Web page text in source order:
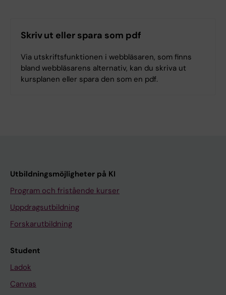
Skriv ut eller spara som pdf
Via utskriftsfunktionen i webbläsaren, som finns
bland webbläsarens alternativ, kan du skriva ut
kursplanen eller spara den som en pdf.
Utbildningsmöjligheter på KI
Program och fristående kurser
Uppdragsutbildning
Forskarutbildning
Student
Ladok
Canvas